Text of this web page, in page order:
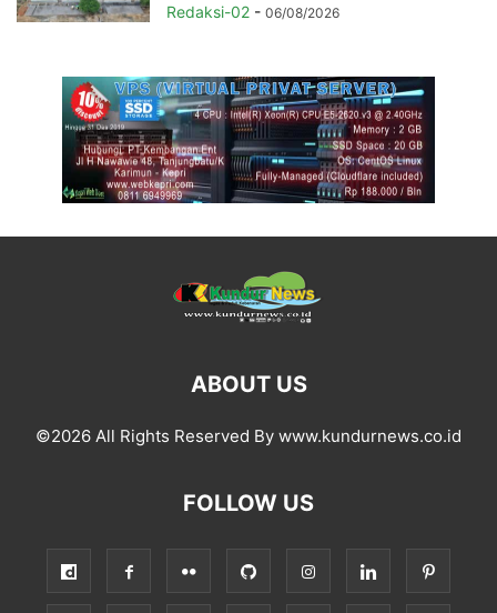
Redaksi-02 - 06/08/2026
ABOUT US
©2026 All Rights Reserved By www.kundurnews.co.id
FOLLOW US